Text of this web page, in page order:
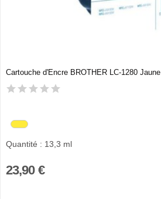
Cartouche d'Encre BROTHER LC-1280 Jaune
Quantité : 13,3 ml
23,90 €